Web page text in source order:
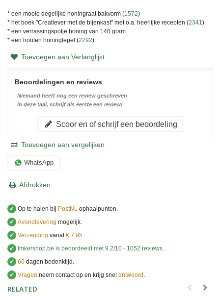
* een mooie degelijke honingraat bakvorm (1572)
* het boek "Creatiever met de bijenkast" met o.a. heerlijke recepten (2341 )
* een verrassingspotje honing van 140 gram
* een houten honinglepel (2292)
Toevoegen aan Verlanglijst
Beoordelingen en reviews
Niemand heeft nog een review geschreven
in deze taal, schrijf als eerste een review!
Scoor en of schrijf een beoordeling
Toevoegen aan vergelijken
WhatsApp
Afdrukken
✔ Op te halen bij PostNL ophaalpunten.
✔ Avondlevering mogelijk.
✔ Verzending vanaf€ 7,95
✔
Imkershop.be is beoordeeld met 9.2/10 - 1052 reviews
✔ 60 dagen bedenktijd.
✔ Vragen neem contact op en krijg snel antwoord
RELATED